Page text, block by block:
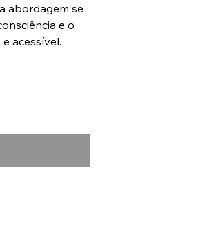
abordagem se
e o
acessível.